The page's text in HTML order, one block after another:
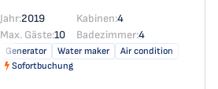
Jahr:2019 Kabinen:4
Max. Gäste:10 Badezimmer:4
Generator Water maker
Air condition
Sofortbuchung